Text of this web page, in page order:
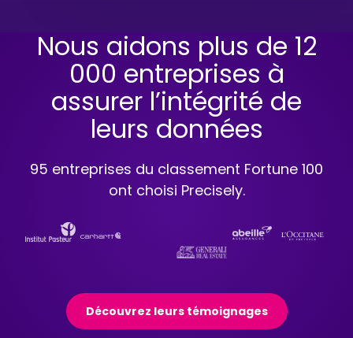
Nous aidons plus de 12
000 entreprises à
assurer l’intégrité de
leurs données
95 entreprises du classement Fortune 100
ont choisi Precisely.
Découvrez leurs témoignages